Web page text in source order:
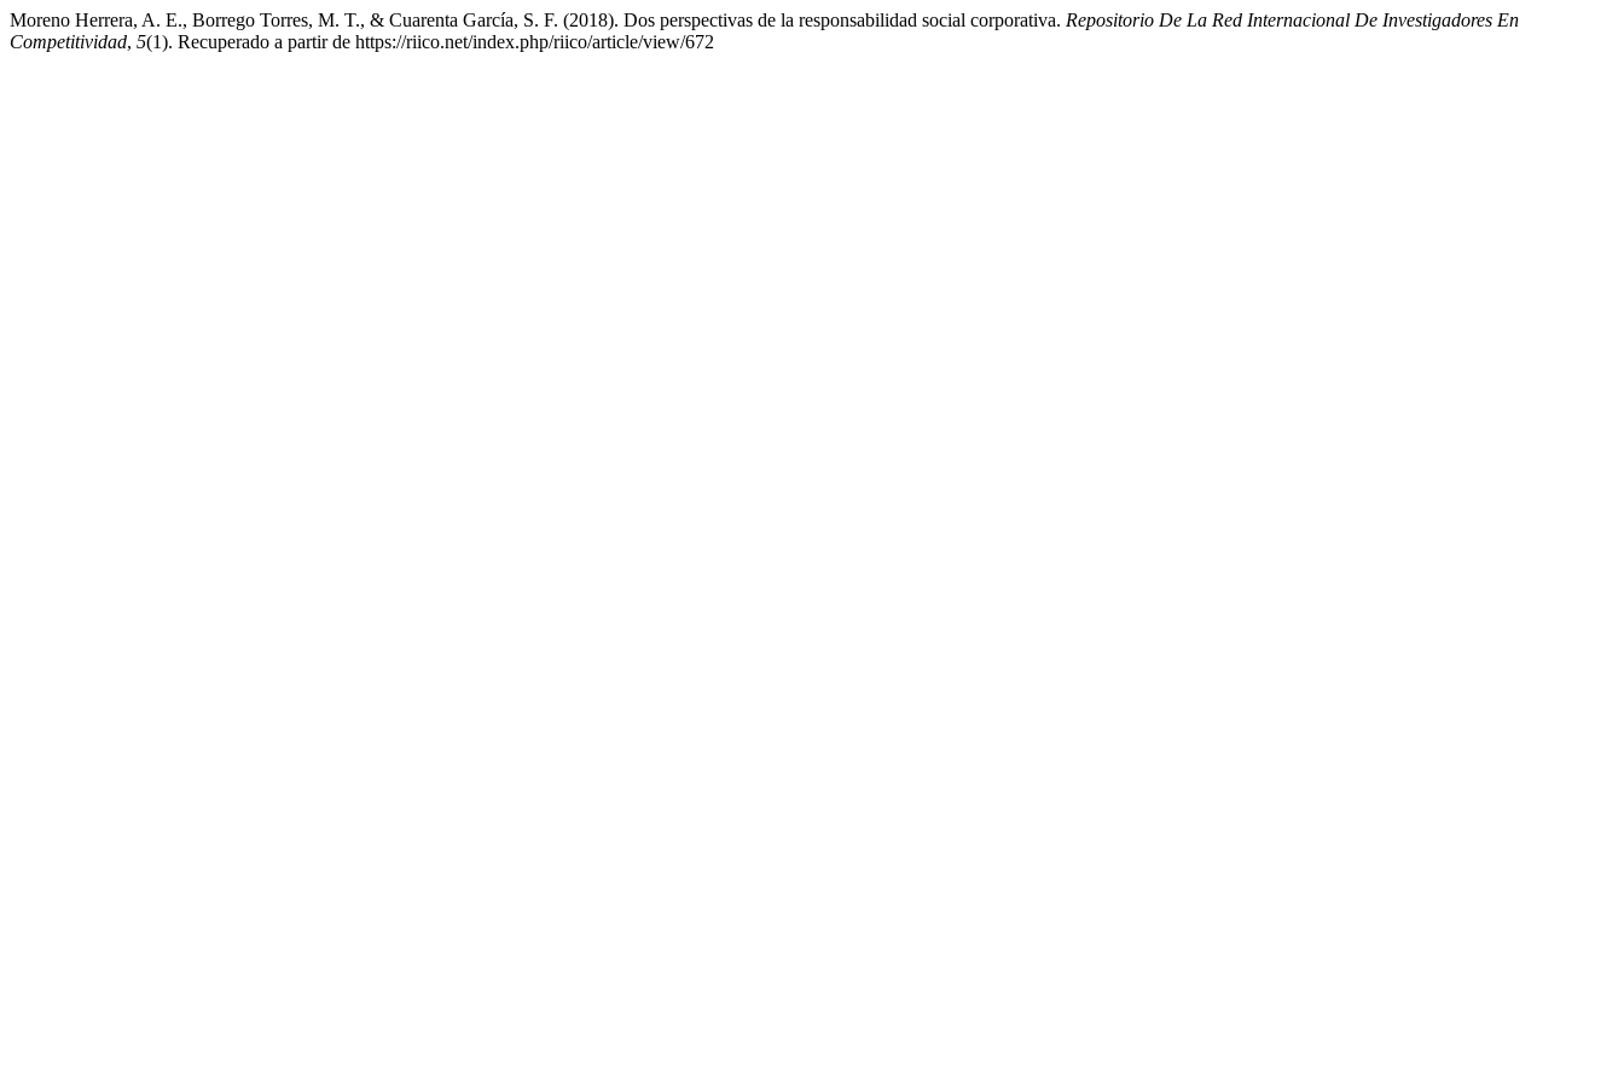
Moreno Herrera, A. E., Borrego Torres, M. T., & Cuarenta García, S. F. (2018). Dos perspectivas de la responsabilidad social corporativa. Repositorio De La Red Internacional De Investigadores En
Competitividad, 5(1). Recuperado a partir de https://riico.net/index.php/riico/article/view/672